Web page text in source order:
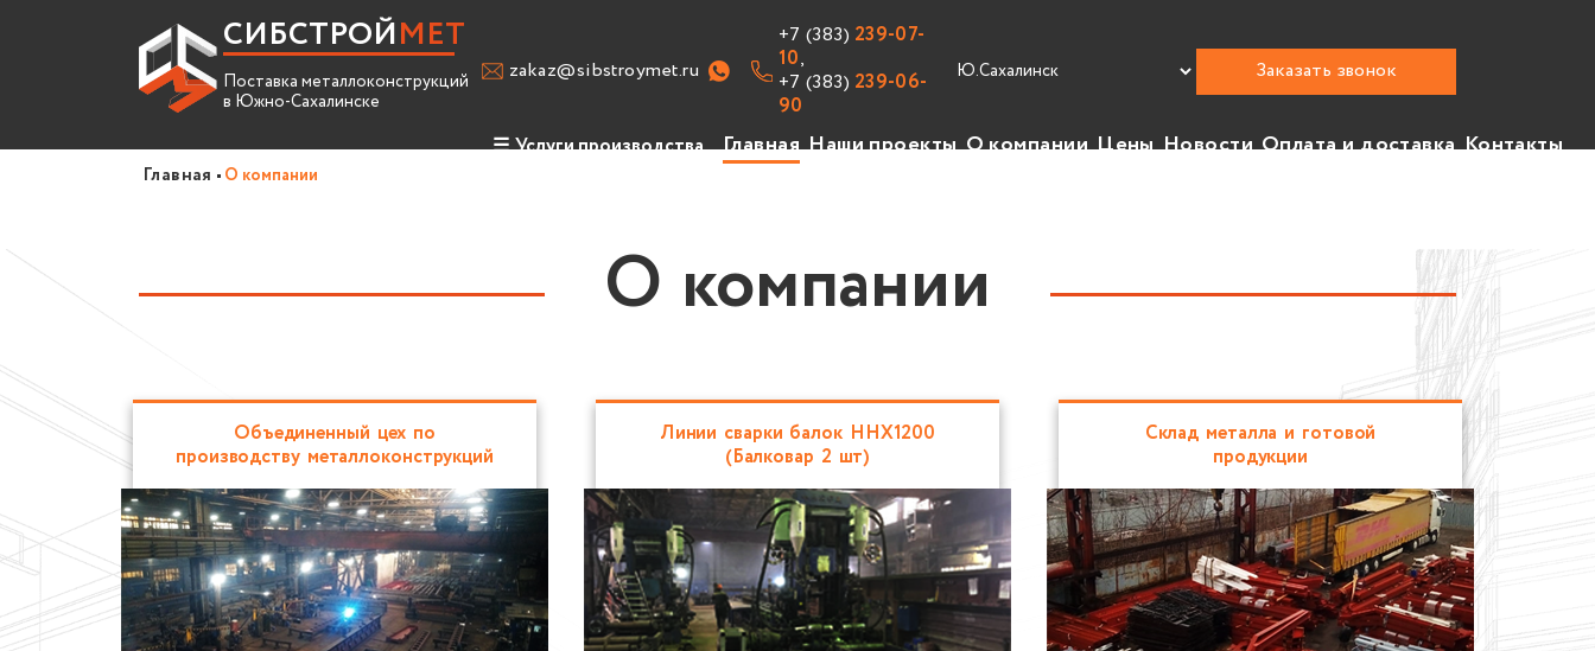
СИБСТРОЙМЕТ
Поставка металлоконструкций
в Южно-Сахалинске
zakaz@sibstroymet.ru
+7 (383) 239-07-
10,
+7 (383) 239-06-
90
Заказать звонок
☰ Услуги производства
Справочник
Главная Наши проекты О компании Цены Новости Оплата и доставка Контакты
Главная О компании
О компании
Объединенный цех по
производству металлоконструкций
Линии сварки балок HHX1200
(Балковар 2 шт)
Склад металла и готовой
продукции